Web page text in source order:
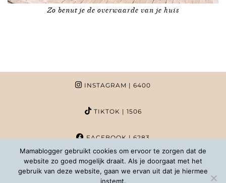
Zo benut je de overwaarde van je huis
INSTAGRAM | 6400
TIKTOK | 1506
FACEBOOK| 6283
PINTEREST | 1020
Mamablogger gebruikt cookies om ervoor te zorgen dat de
website zo goed mogelijk draait. Als je doorgaat met het
gebruik van deze website, gaan we ervan uit dat je hiermee
instemt.